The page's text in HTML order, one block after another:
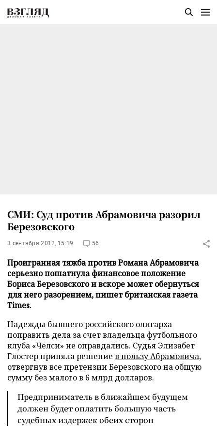
СМИ: Суд против Абрамовича разорил
Березовского
3 сентября 2012, 15:19 56
Проигранная тяжба против Романа Абрамовича
серьезно пошатнула финансовое положение
Бориса Березовского и вскоре может обернуться
для него разорением, пишет британская газета
Times.
Надежды бывшего российского олигарха
поправить дела за счет владельца футбольного
клуба «Челси» не оправдались. Судья Элизабет
Глостер приняла решение в пользу Абрамовича,
отвергнув все претензии Березовского на общую
сумму без малого в 6 млрд долларов.
Предприниматель в ближайшем будущем
должен будет оплатить большую часть
судебных издержек обеих сторон